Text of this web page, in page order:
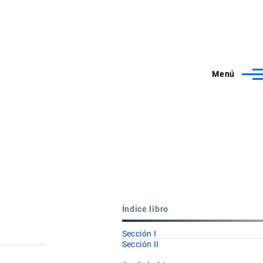
Menú
Índice libro
Sección I
Sección II